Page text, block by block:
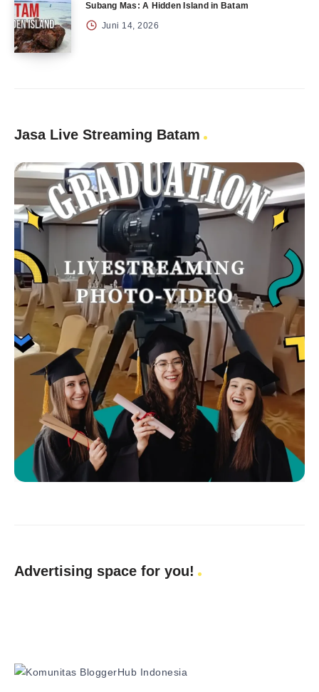
Subang Mas: A Hidden Island in Batam
Juni 14, 2026
Jasa Live Streaming Batam
Advertising space for you!